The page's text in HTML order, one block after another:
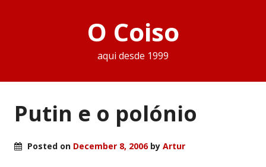
O Coiso
aqui desde 1999
Putin e o polónio
Posted on December 8, 2006by Artur